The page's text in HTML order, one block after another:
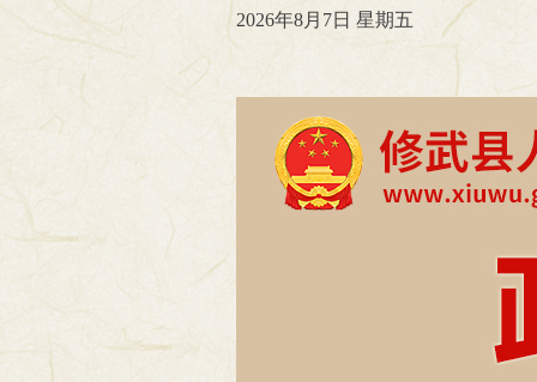
2026年8月7日 星期五